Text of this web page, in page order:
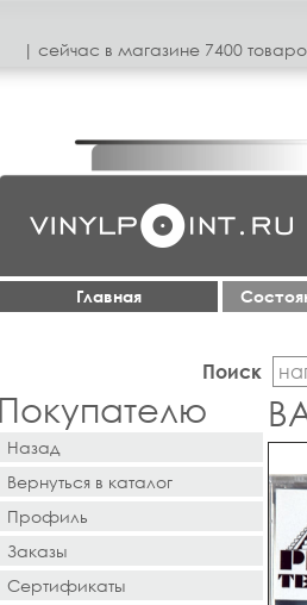
| сeйчас в магазинe 7400
Главная
Поиск
Покупателю
Назад
Вернуться в каталог
Профиль
Заказы
Сертификаты